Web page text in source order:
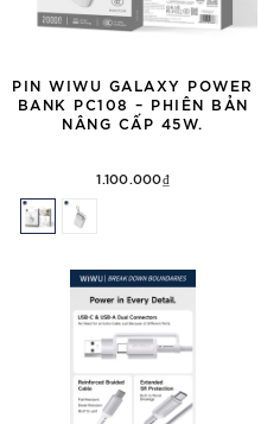
PIN WIWU GALAXY POWER
BANK PC108 – PHIÊN BẢN
NÂNG CẤP 45W.
1.100.000₫